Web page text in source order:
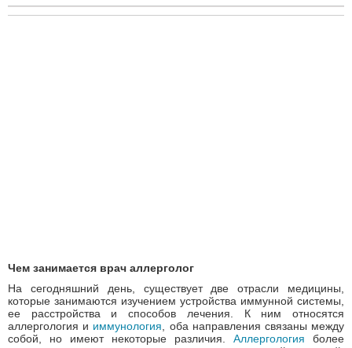
Чем занимается врач аллерголог
На сегодняшний день, существует две отрасли медицины,
которые занимаются изучением устройства иммунной системы,
ее расстройства и способов лечения. К ним относятся
аллергология и иммунология , оба направления связаны между
собой, но имеют некоторые различия. Аллергология более